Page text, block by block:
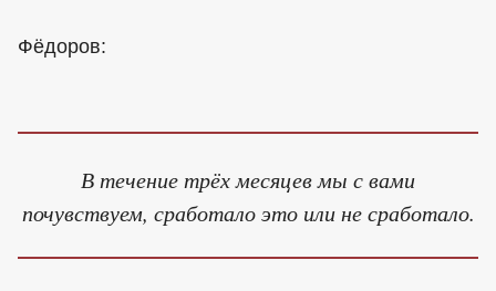
Фёдоров:
В течение трёх месяцев мы с вами
почувствуем, сработало это или не сработало.